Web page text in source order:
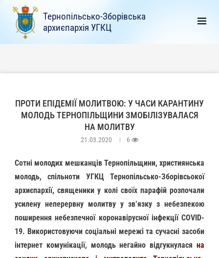
Тернопільсько-Зборівська
архиєпархія УГКЦ
ПРОТИ ЕПІДЕМІЇ МОЛИТВОЮ: У ЧАСИ КАРАНТИНУ
МОЛОДЬ ТЕРНОПІЛЬЩИНИ ЗМОБІЛІЗУВАЛАСЯ
НА МОЛИТВУ
21.03.2020 6
Сотні молодих мешканців Тернопільщини, християнська
молодь, спільноти УГКЦ Тернопільсько-Зборівсьокої
архиєпархії, священики у колі своїх парафій розпочали
усилену неперервну молитву у зв’язку з небезпекою
поширення небезпечної коронавірусної інфекції COVID-
19. Використовуючи соціальні мережі та сучасні засоби
інтернет комунікації, молодь негайно відгукнулася на